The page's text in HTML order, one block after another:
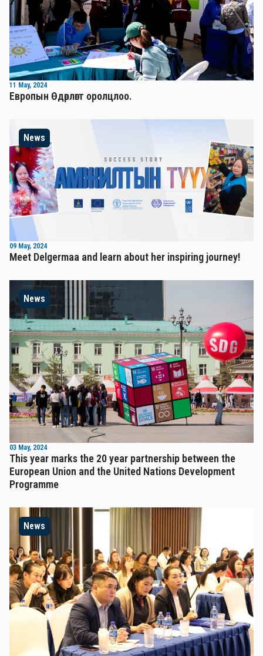
11 May, 2024
Европын Өдөрлөгт оролцлоо.
News
09 May, 2024
Meet Delgermaa and learn about her inspiring journey!
News
03 May, 2024
This year marks the 20 year partnership between the
European Union and the United Nations Development
Programme
News